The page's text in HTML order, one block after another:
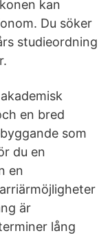
kan
Du söker
studieordning
en bred
som
du en
en
är
lång